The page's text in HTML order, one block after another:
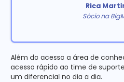
Rica
Sócio na
Além do acesso a área de
acesso rápido ao time de
um diferencial no dia a dia.